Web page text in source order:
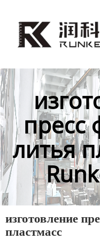
Продукция
Контакты
пресс
литья
изготовление
пластмасс